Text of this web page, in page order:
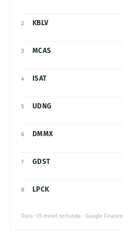
2 KBLV
3 MCAS
4 ISAT
5 UDNG
6 DMMX
7 GDST
8 LPCK
Data ~15 menit tertunda · Google Finance